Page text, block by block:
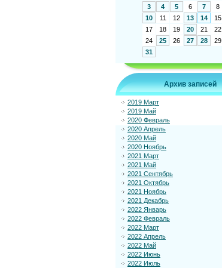
3
4 5 6 7 8
10
11 12 13 14 15
17
18 19 20 21 22
24
25 26 27 28 29
31
Архив записей
2019 Март
2019 Май
2020 Февраль
2020 Апрель
2020 Май
2020 Ноябрь
2021 Март
2021 Май
2021 Сентябрь
2021 Октябрь
2021 Ноябрь
2021 Декабрь
2022 Январь
2022 Февраль
2022 Март
2022 Апрель
2022 Май
2022 Июнь
2022 Июль